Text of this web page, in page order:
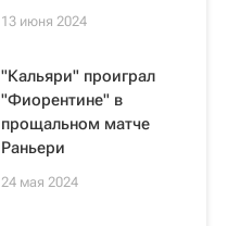
13 июня 2024
"Кальяри" проиграл
"Фиорентине" в
прощальном матче
Раньери
24 мая 2024